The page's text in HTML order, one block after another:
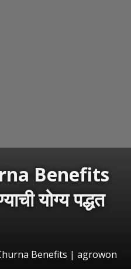
Benefits
योग्य पद्धत
Benefits | agrowon